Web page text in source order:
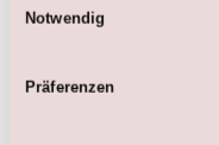
Notwendig
Präferenzen